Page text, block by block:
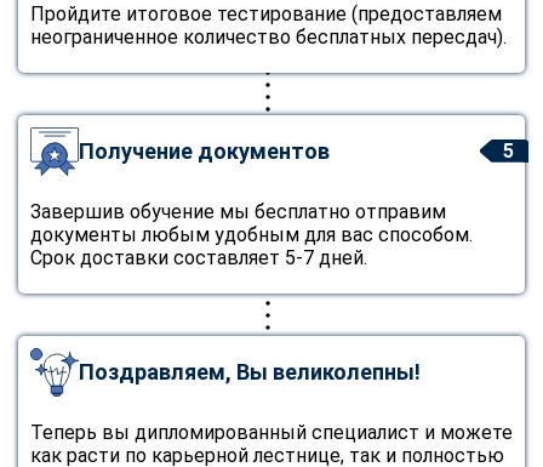
Пройдите итоговое тестирование (предоставляем
неограниченное количество бесплатных пересдач).
5
Получение документов
Завершив обучение мы бесплатно отправим
документы любым удобным для вас способом.
Срок доставки составляет 5-7 дней.
Поздравляем, Вы великолепны!
Теперь вы дипломированный специалист и можете
как расти по карьерной лестнице, так и полностью